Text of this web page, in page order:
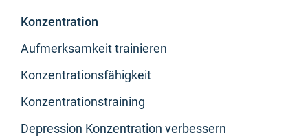
Konzentration
Aufmerksamkeit trainieren
Konzentrationsfähigkeit
Konzentrationstraining
Depression Konzentration verbessern